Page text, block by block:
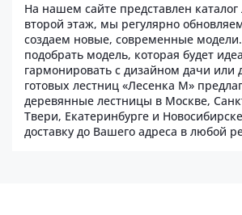
На нашем сайте представлен каталог
второй этаж, мы регулярно
создаем новые, современные
подобрать модель, которая будет
гармонировать с дизайном дачи или
готовых лестниц «Лесенка М»
деревянные лестницы в Москве,
Твери, Екатеринбурге и
доставку до Вашего адреса в любой